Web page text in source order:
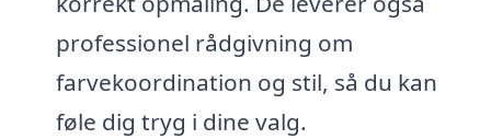
professionel rådgivning om
farvekoordination og stil, så du kan
føle dig tryg i dine valg.